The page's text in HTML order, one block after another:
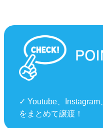
✓ Youtube、Instagram
をまとめて譲渡！